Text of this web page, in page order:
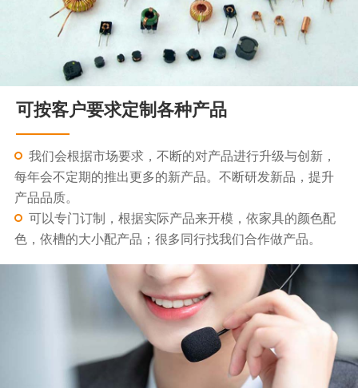
可按客户要求定制各种产品
我们会根据市场要求，不断的对产品进行升级与创新，
每年会不定期的推出更多的新产品。不断研发新品，提升
产品品质。
可以专门订制，根据实际产品来开模，依家具的颜色配
色，依槽的大小配产品；很多同行找我们合作做产品。